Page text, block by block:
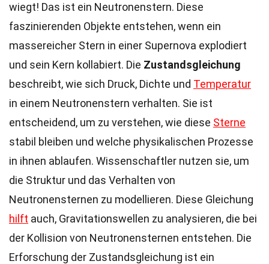
wiegt! Das ist ein Neutronenstern. Diese
faszinierenden Objekte entstehen, wenn ein
massereicher Stern in einer Supernova explodiert
und sein Kern kollabiert. Die Zustandsgleichung
beschreibt, wie sich Druck, Dichte und Temperatur
in einem Neutronenstern verhalten. Sie ist
entscheidend, um zu verstehen, wie diese Sterne
stabil bleiben und welche physikalischen Prozesse
in ihnen ablaufen. Wissenschaftler nutzen sie, um
die Struktur und das Verhalten von
Neutronensternen zu modellieren. Diese Gleichung
hilft auch, Gravitationswellen zu analysieren, die bei
der Kollision von Neutronensternen entstehen. Die
Erforschung der Zustandsgleichung ist ein